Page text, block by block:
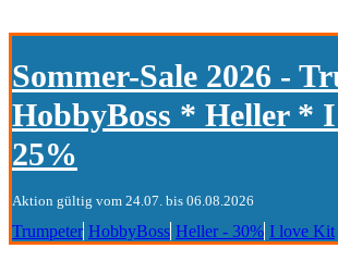
Sommer-Sale 2026 -
HobbyBoss * Heller *
25%
Aktion gültig vom 24.07. bis 06.08.2026
Trumpeter HobbyBoss Heller - 30% I love Kit